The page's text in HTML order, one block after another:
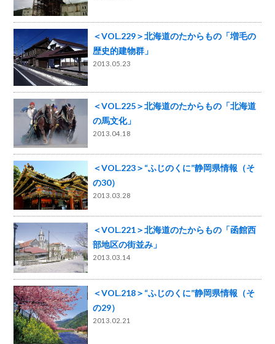
＜VOL.229＞北海道のたからもの「増毛の
歴史的建物群」
2013.05.23
＜VOL.225＞北海道のたからもの「北海道
の馬文化」
2013.04.18
＜VOL.223＞“ふじのくに”静岡県情報（そ
の30）
2013.03.28
＜VOL.221＞北海道のたからもの「函館西
部地区の街並み」
2013.03.14
＜VOL.218＞“ふじのくに”静岡県情報（そ
の29）
2013.02.21